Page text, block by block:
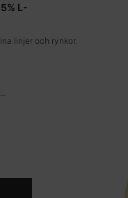
L-
linjer och rynkor.